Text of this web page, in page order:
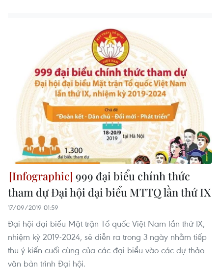
999 đại biểu chính thức
tham dự Đại hội đại biểu MTTQ lần thứ IX
17/09/2019 01:59
Đại hội đại biểu Mặt trận Tổ quốc Việt Nam lần thứ IX,
nhiệm kỳ 2019-2024, sẽ diễn ra trong 3 ngày nhằm tiếp
thu ý kiến cuối cùng của các đại biểu vào các dự thảo
văn bản trình Đại hội.